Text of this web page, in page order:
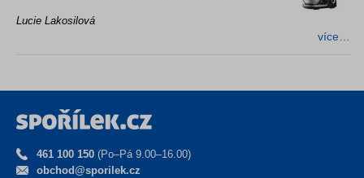
Lucie Lakosilová
více…
461 100 150 (Po–Pá 9.00–16.00)
obchod@sporilek.cz